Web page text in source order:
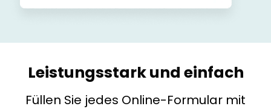
Leistungsstark und einfach
Füllen Sie jedes Online-Formular mit